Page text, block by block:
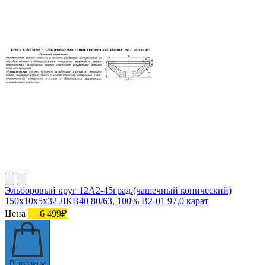
Эльборовый круг 12А2-45град.(чашечный конический)
150х10х5х32 ЛКВ40 80/63, 100% В2-01 97,0 карат
Цена
6 499₽